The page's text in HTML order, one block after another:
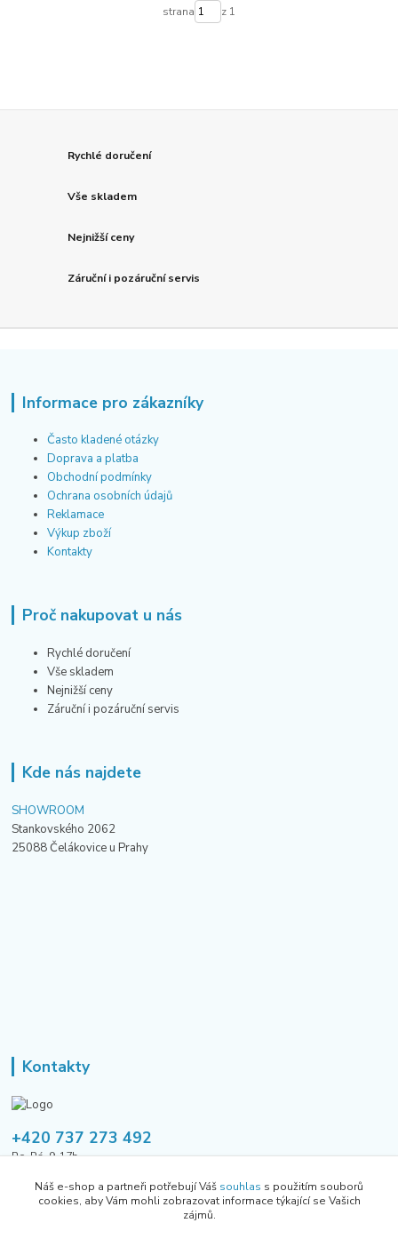
strana z 1
Rychlé doručení
Vše skladem
Nejnižší ceny
Záruční i pozáruční servis
Informace pro zákazníky
Často kladené otázky
Doprava a platba
Obchodní podmínky
Ochrana osobních údajů
Reklamace
Výkup zboží
Kontakty
Proč nakupovat u nás
Rychlé doručení
Vše skladem
Nejnižší ceny
Záruční i pozáruční servis
Kde nás najdete
SHOWROOM
Stankovského 2062
25088 Čelákovice u Prahy
Kontakty
+420 737 273 492
Po-Pá, 9-17h
tusavmanagement@gmail.com
Náš e-shop a partneři potřebují Váš souhlas s použitím souborů
cookies, aby Vám mohli zobrazovat informace týkající se Vašich
zájmů.